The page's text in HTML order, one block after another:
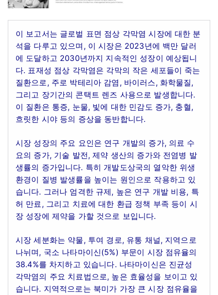
이 보고서는 글로벌 표면 점상 각막염 시장에 대한 분
석을 다루고 있으며, 이 시장은 2023년에 백만 달러
에 도달하고 2030년까지 지속적인 성장이 예상됩니
다. 표재성 점상 각막염은 각막의 작은 세포들이 죽는
질환으로, 주로 박테리아 감염, 바이러스, 화학물질,
그리고 장기간의 콘택트 렌즈 사용으로 발생합니다.
이 질환은 통증, 눈물, 빛에 대한 민감도 증가, 충혈,
흐릿한 시야 등의 증상을 동반합니다.
시장 성장의 주요 요인은 연구 개발의 증가, 의료 수
요의 증가, 기술 발전, 제약 생산의 증가와 전염병 발
생률의 증가입니다. 특히 개발도상국의 열악한 위생
환경이 질병 발생률을 높이는 원인으로 작용하고 있
습니다. 그러나 엄격한 규제, 높은 연구 개발 비용, 특
허 만료, 그리고 치료에 대한 환급 정책 부족 등이 시
장 성장에 제약을 가할 것으로 보입니다.
시장 세분화는 약물, 투여 경로, 유통 채널, 지역으로
나뉘며, 국소 나타마이신(5%) 부문이 시장 점유율의
38.4%를 차지하고 있습니다. 나타마이신은 진균성
각막염의 주요 치료법으로, 높은 효율성을 보이고 있
습니다. 지역적으로는 북미가 가장 큰 시장 점유율을